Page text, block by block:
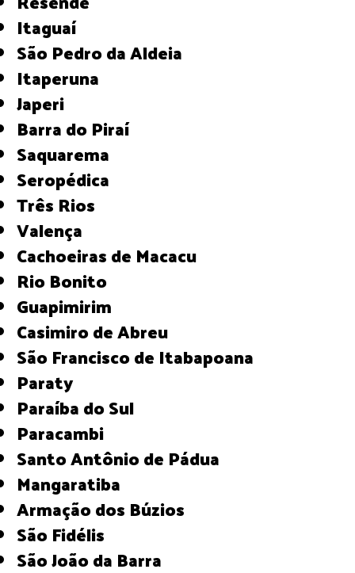
Itaguaí
São Pedro da Aldeia
Itaperuna
Japeri
Barra do Piraí
Saquarema
Seropédica
Três Rios
Valença
Cachoeiras de Macacu
Rio Bonito
Guapimirim
Casimiro de Abreu
São Francisco de Itabapoana
Paraty
Paraíba do Sul
Paracambi
Santo Antônio de Pádua
Mangaratiba
Armação dos Búzios
São Fidélis
São João da Barra